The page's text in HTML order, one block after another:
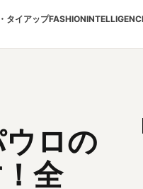
タイアップFASHION
ロの
全